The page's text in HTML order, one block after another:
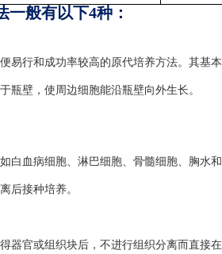
一般有以下4种：
行和成功率较高的原代培养方法。其基
瓶壁，使周边细胞能沿瓶壁向外生长。
血病细胞、淋巴细胞、骨髓细胞、胸水
后接种培养。
官或组织块后，不进行组织分离而直接